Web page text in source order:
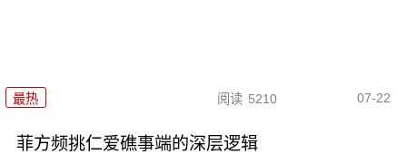
最热 阅读 5210 07-22
菲方频挑仁爱礁事端的深层逻辑